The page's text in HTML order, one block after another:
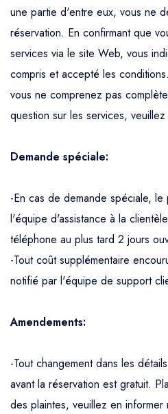
une partie d'entre eux, vous ne
réservation. En confirmant que
services via le site Web, vous
compris et accepté les
vous ne comprenez pas
question sur les services,
Demande spéciale:
-En cas de demande spéciale,
l'équipe d'assistance à la
téléphone au plus tard 2 jours
-Tout coût supplémentaire
notifié par l'équipe de support
Amendements:
-Tout changement dans les
avant la réservation est gratuit.
des plaintes, veuillez en